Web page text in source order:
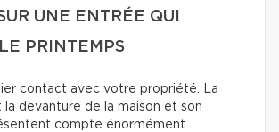
UNE ENTRÉE QUI
PRINTEMPS
contact avec votre propriété. La
la devanture de la maison et son
compte énormément.